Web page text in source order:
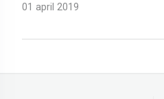
01 april 2019